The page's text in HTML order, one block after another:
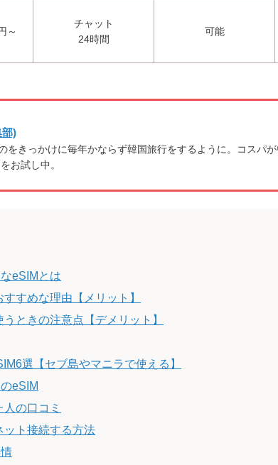
～
チャット
24時間
可能
部)
をきっかけに毎年かならず韓国旅行をするように。コスパ
お試し中。
eSIMとは
すめな理由【メリット】
ときの注意点【デメリット】
選【セブ島やマニラで使える】
eSIM
の口コミ
ット接続する方法